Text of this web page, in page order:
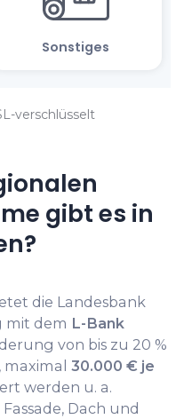
verschlüsselt
gibt es in
die Landesbank
mit dem L-Bank
von bis zu 20 %
30.000 € je
werden u. a.
Dach und